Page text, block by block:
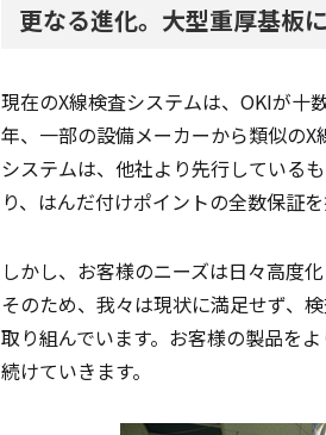
更なる進化。大型重厚基板
現在のX線検査システムは、OKIが十
年、一部の設備メーカーから類似の
システムは、他社より先行している
り、はんだ付けポイントの全数保証を
しかし、お客様のニーズは日々高度化
そのため、我々は現状に満足せず、
取り組んでいます。お客様の製品を
続けていきます。